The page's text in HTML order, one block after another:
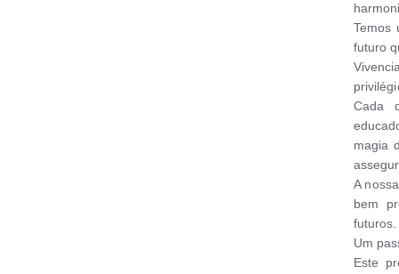
Temos
futuro
Cada
magia
A
bem
futuros.
Um
Este